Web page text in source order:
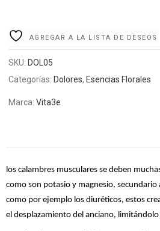
AGREGAR A LA LISTA DE DESEOS
SKU: DOL05
Categorías: Dolores, Esencias Florales
Marca:Vita3e
los calambres musculares se deben
como son potasio y magnesio, secundario
como por ejemplo los diuréticos, estos
el desplazamiento del anciano,